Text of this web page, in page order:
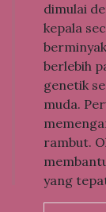
dimulai
kepala
berlebih
genetik
muda.
rambut.
yang